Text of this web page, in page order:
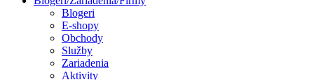
Blogeri
E-shopy
Obchody
Služby
Zariadenia
Aktivity